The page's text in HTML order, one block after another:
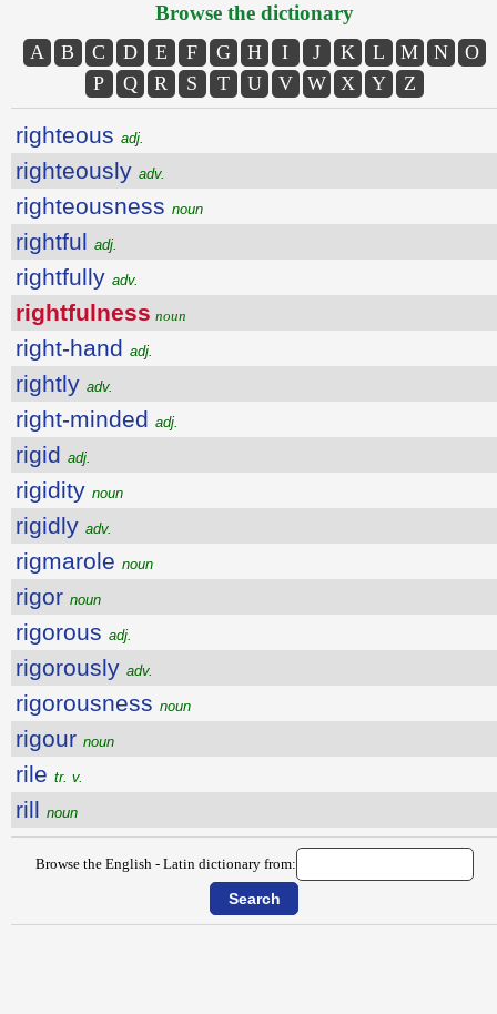
Browse the dictionary
A B C D E F G H I J K L M N
O
P
Q R S T U V W X Y Z
righteous adj.
righteously adv.
righteousness noun
rightful adj.
rightfully adv.
rightfulness noun
right-hand adj.
rightly adv.
right-minded adj.
rigid adj.
rigidity noun
rigidly adv.
rigmarole noun
rigor noun
rigorous adj.
rigorously adv.
rigorousness noun
rigour noun
rile tr. v.
rill noun
Browse the English - Latin dictionary from: